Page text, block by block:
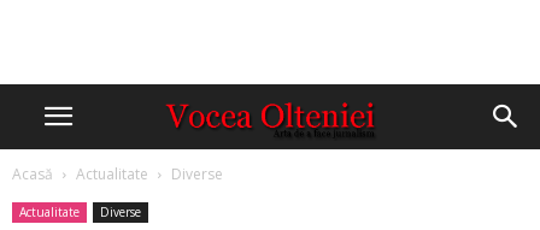
Acasă Actualitate Diverse
Actualitate Diverse